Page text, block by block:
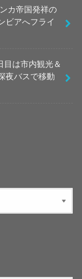
カ帝国発祥の
ビアへフライ
目は市内観光＆
夜バスで移動